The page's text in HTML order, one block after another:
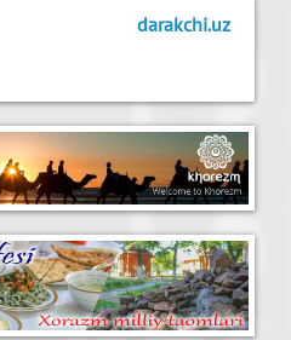
darakchi.uz